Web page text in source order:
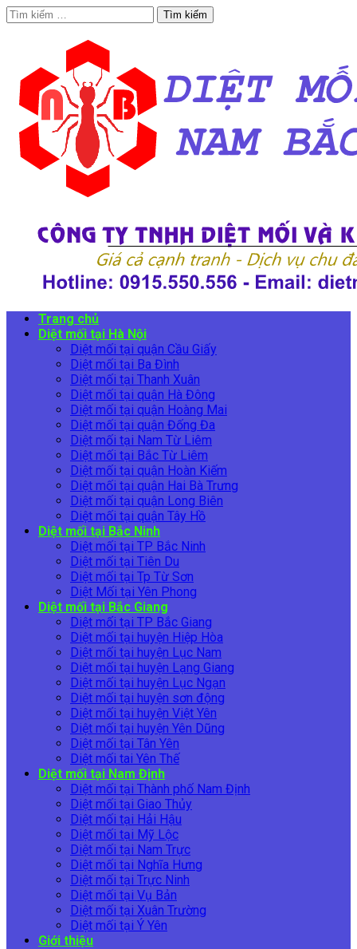
Tìm
kiếm
Trang chủ
Diệt mối tại Hà Nội
Diệt mối tại quận Cầu Giấy
Diệt mối tại Ba Đình
Diệt mối tại Thanh Xuân
Diệt mối tại quận Hà Đông
Diệt mối tại quận Hoàng Mai
Diệt mối tại quận Đống Đa
Diệt mối tại Nam Từ Liêm
Diệt mối tại Bắc Từ Liêm
Diệt mối tại quận Hoàn Kiếm
Diệt mối tại quận Hai Bà Trưng
Diệt mối tại quận Long Biên
Diệt mối tại quận Tây Hồ
Diệt mối tại Bắc Ninh
Diệt mối tại TP Bắc Ninh
Diệt mối tại Tiên Du
Diệt mối tại Tp Từ Sơn
Diệt Mối tại Yên Phong
Diệt mối tại Bắc Giang
Diệt mối tại TP Bắc Giang
Diệt mối tại huyện Hiệp Hòa
Diệt mối tại huyện Lục Nam
Diệt mối tại huyện Lạng Giang
Diệt mối tại huyện Lục Ngạn
Diệt mối tại huyện sơn động
Diệt mối tại huyện Việt Yên
Diệt mối tại huyện Yên Dũng
Diệt mối tại Tân Yên
Diệt mối tai Yên Thế
Diệt mối tại Nam Định
Diệt mối tại Thành phố Nam Định
Diệt mối tại Giao Thủy
Diệt mối tại Hải Hậu
Diệt mối tại Mỹ Lộc
Diệt mối tại Nam Trực
Diệt mối tại Nghĩa Hưng
Diệt mối tại Trực Ninh
Diệt mối tại Vụ Bản
Diệt mối tại Xuân Trường
Diệt mối tại Ý Yên
Giới thiệu